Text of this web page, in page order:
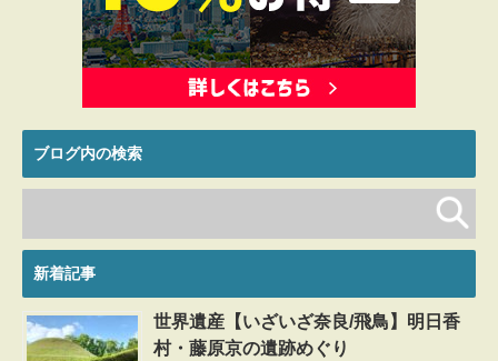
ブログ内の検索
新着記事
世界遺産【いざいざ奈良/飛鳥】明日香
村・藤原京の遺跡めぐり